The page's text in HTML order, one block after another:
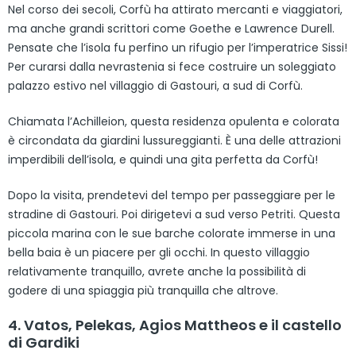
Nel corso dei secoli, Corfù ha attirato mercanti e viaggiatori,
ma anche grandi scrittori come Goethe e Lawrence Durell.
Pensate che l’isola fu perfino un rifugio per l’imperatrice Sissi!
Per curarsi dalla nevrastenia si fece costruire un soleggiato
palazzo estivo nel villaggio di Gastouri, a sud di Corfù.
Chiamata l’Achilleion, questa residenza opulenta e colorata
è circondata da giardini lussureggianti. È una delle attrazioni
imperdibili dell’isola, e quindi una gita perfetta da Corfù!
Dopo la visita, prendetevi del tempo per passeggiare per le
stradine di Gastouri. Poi dirigetevi a sud verso Petriti. Questa
piccola marina con le sue barche colorate immerse in una
bella baia è un piacere per gli occhi. In questo villaggio
relativamente tranquillo, avrete anche la possibilità di
godere di una spiaggia più tranquilla che altrove.
4. Vatos, Pelekas, Agios Mattheos e il castello
di Gardiki